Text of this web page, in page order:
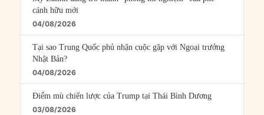
cánh hữu mới
04/08/2026
Tại sao Trung Quốc phủ nhận cuộc gặp với Ngoại trưởng
Nhật Bản?
04/08/2026
Điểm mù chiến lược của Trump tại Thái Bình Dương
03/08/2026